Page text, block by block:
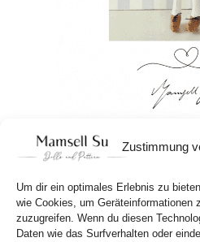
Zustimmung
Um dir ein optimales Erlebnis zu
wie Cookies, um Geräteinformationen
zuzugreifen. Wenn du diesen
Daten wie das Surfverhalten oder
Aus Schnittmustern
aus Puppen werden